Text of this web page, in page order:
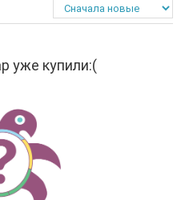
уже купили:(